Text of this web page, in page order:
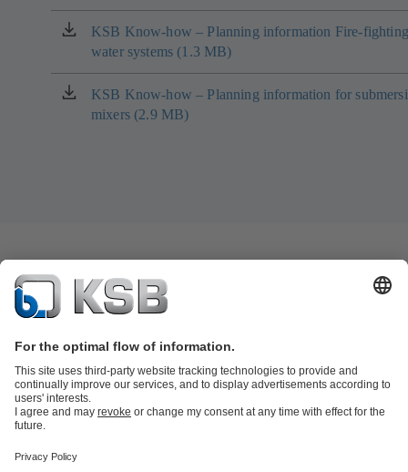
에
서
열
KSB Know-how – Planning information Fire-fighting
water systems (1.3 MB)
(새
탭
에
서
열
KSB Know-how – Planning information for
mixers (2.9 MB)
(새
탭